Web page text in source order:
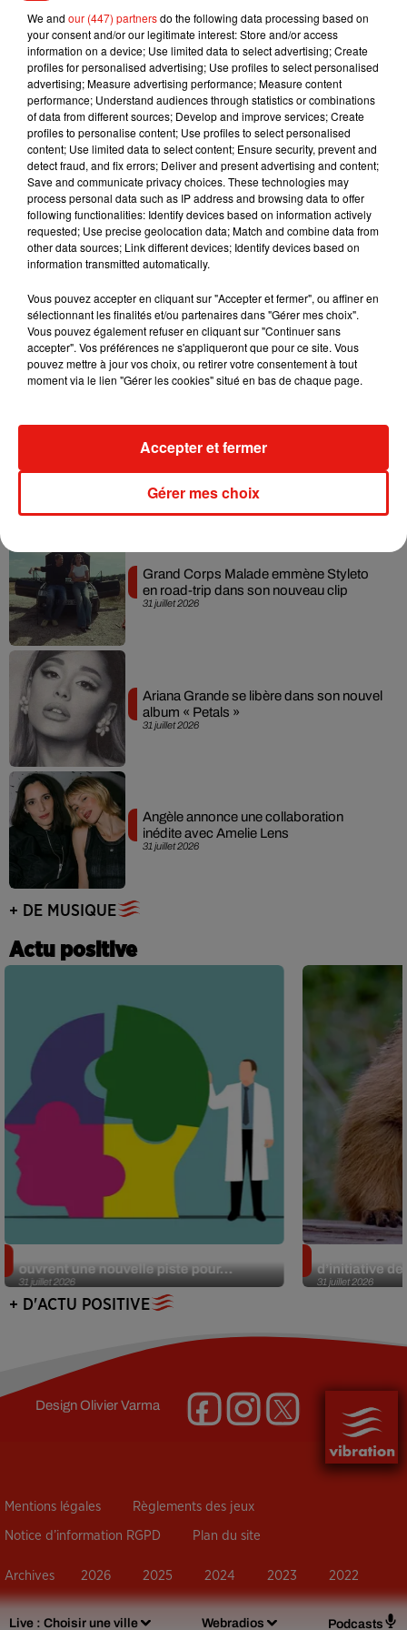
Live : Choisir une ville Webradios Podcasts
un bus toutes les 30 minutes jusqu'à 10h, puis 20 minutes
ensuite, et sur la 5, un toutes les 30 minutes jusqu'à 14h, 20
minutes après. Les lignes 11-14-21 et 26 ne circulent pas.
Musique
5 août 2026
Benny Blanco invite Selena Gomez et
Becky G sur son nouveau single
4 août 2026
Tiny Desk invite Charlie Puth pour une
live session solaire
Ariana Grande prendra une pause après
31 juillet 2026
Grand Corps Malade emmène Styleto
en road-trip dans son nouveau clip
31 juillet 2026
Ariana Grande se libère dans son nouvel
album « Petals »
31 juillet 2026
Angèle annonce une collaboration
inédite avec Amelie Lens
+ DE MUSIQUE
Actu positive
31 juillet 2026
ouvrent une nouvelle piste pour...
31 juillet 2026
d’initiative
+ D'ACTU POSITIVE
DesignOlivier Varma
Mentions légales Règlements des jeux
Notice d’information RGPD Plan du site
Archives 2026 2025 2024 2023 2022
We and our (447) partnersdo the following data processing based on
your consent and/or our legitimate interest: Store and/or access
information on a device; Use limited data to select advertising; Create
profiles for personalised advertising; Use profiles to select personalised
advertising; Measure advertising performance; Measure content
performance; Understand audiences through statistics or combinations
of data from different sources; Develop and improve services; Create
profiles to personalise content; Use profiles to select personalised
content; Use limited data to select content; Ensure security, prevent and
detect fraud, and fix errors; Deliver and present advertising and content;
Save and communicate privacy choices. These technologies may
process personal data such as IP address and browsing data to offer
following functionalities: Identify devices based on information actively
requested; Use precise geolocation data; Match and combine data from
other data sources; Link different devices; Identify devices based on
information transmitted automatically.
Vous pouvez accepter en cliquant sur "Accepter et fermer", ou affiner en
sélectionnant les finalités et/ou partenaires dans "Gérer mes choix".
Vous pouvez également refuser en cliquant sur "Continuer sans
accepter". Vos préférences ne s'appliqueront que pour ce site. Vous
pouvez mettre à jour vos choix, ou retirer votre consentement à tout
moment via le lien "Gérer les cookies" situé en bas de chaque page.
Gérer mes choix
Accepter et fermer